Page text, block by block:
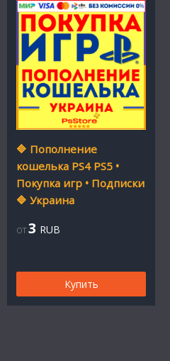
🔷 Пополнение
кошелька PS4 PS5 •
Покупка игр • Подписки
🔷 Украина
ОТ 3 RUB
Купить